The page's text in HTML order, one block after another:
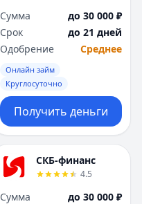
Сумма
до 30 000 ₽
Срок
до 21 дней
Одобрение
Среднее
Онлайн займ
Круглосуточно
Получить деньги
СКБ-финанс
4.5
Сумма
до 30 000 ₽